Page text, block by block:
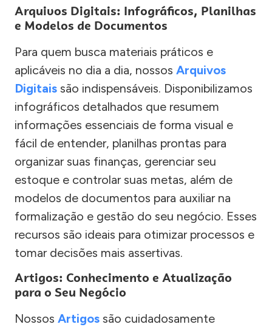
Arquivos Digitais: Infográficos, Planilhas
e Modelos de Documentos
Para quem busca materiais práticos e
aplicáveis no dia a dia, nossos Arquivos
Digitais são indispensáveis. Disponibilizamos
infográficos detalhados que resumem
informações essenciais de forma visual e
fácil de entender, planilhas prontas para
organizar suas finanças, gerenciar seu
estoque e controlar suas metas, além de
modelos de documentos para auxiliar na
formalização e gestão do seu negócio. Esses
recursos são ideais para otimizar processos e
tomar decisões mais assertivas.
Artigos: Conhecimento e Atualização
para o Seu Negócio
Nossos Artigos são cuidadosamente